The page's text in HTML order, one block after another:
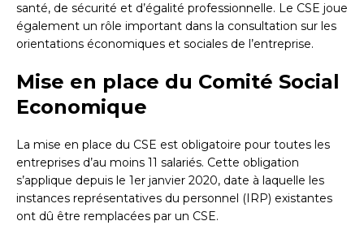
santé, de sécurité et d’égalité professionnelle. Le CSE joue
également un rôle important dans la consultation sur les
orientations économiques et sociales de l’entreprise.
Mise en place du Comité Social
Economique
La mise en place du CSE est obligatoire pour toutes les
entreprises d’au moins 11 salariés. Cette obligation
s’applique depuis le 1er janvier 2020, date à laquelle les
instances représentatives du personnel (IRP) existantes
ont dû être remplacées par un CSE.